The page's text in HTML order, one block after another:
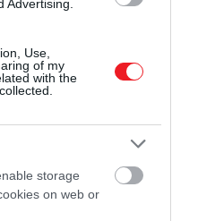
Advertising.
Use,
of my
with the
storage
on web or
9 szívhez szóló, elegáns
ajándékötlet Valentin-
napra (x)
CSÁKA ESZTER